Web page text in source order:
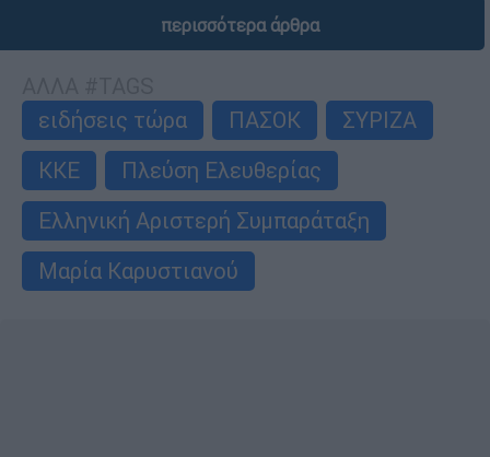
περισσότερα άρθρα
ειδήσεις τώρα
ΠΑΣΟΚ
ΣΥΡΙΖΑ
ΚΚΕ
Πλεύση Ελευθερίας
Ελληνική Αριστερή Συμπαράταξη
Μαρία Καρυστιανού